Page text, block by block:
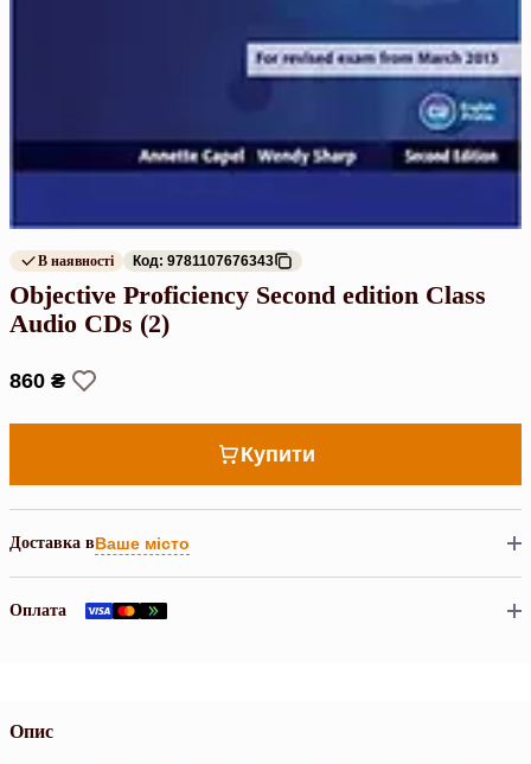
В наявності Код: 9781107676343
Objective Proficiency Second edition Class
Audio CDs (2)
860 ₴
Купити
Доставка вВаше місто
Оплата
Опис